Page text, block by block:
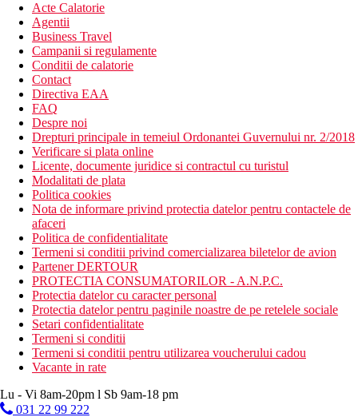
servicii de spalatorie (contra cost)
menaj zilnic
room service
serviciu de trezire
sala de fitness
spa & centru de wellness (contra cost)
bar langa piscina
o piscina pentru copii (deschisa din ianuarie pana in
decembrie)
sezlongurile si umbrelele sunt disponibile (gratuit)
receptie deschisa non stop
camera de bagaje
schimb valutar
Descrierea plajei
plaja cu nisip
Activitati sportive gratuite
ciclism
snorkelling
plaja
aerobic
muzica/spectacol live
Activitati sportive contra cost
inchiriere de biciclete
seri de film
divertisment de seara
Acte Calatorie
Agentii
Business Travel
Campanii si regulamente
Conditii de calatorie
Contact
Directiva EAA
FAQ
Despre noi
Drepturi principale in temeiul Ordonantei Guvernului nr. 2/2018
Verificare si plata online
Licente, documente juridice si contractul cu turistul
Modalitati de plata
Politica cookies
Nota de informare privind protectia datelor pentru contactele de
afaceri
Politica de confidentialitate
Termeni si conditii privind comercializarea biletelor de avion
Partener DERTOUR
PROTECTIA CONSUMATORILOR - A.N.P.C.
Protectia datelor cu caracter personal
Protectia datelor pentru paginile noastre de pe retelele sociale
Setari confidentialitate
Termeni si conditii
Termeni si conditii pentru utilizarea voucherului cadou
Vacante in rate
Lu - Vi 8am-20pm l Sb 9am-18 pm
031 22 99 222